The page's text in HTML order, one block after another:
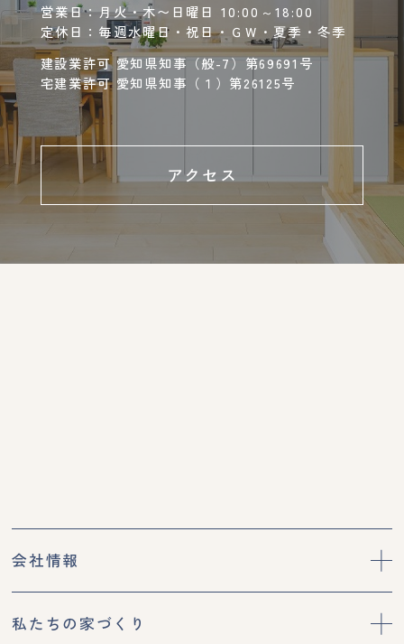
営業日：月火・木〜日曜日 10:00～18:00
定休日：毎週水曜日・祝日・ＧＷ・夏季・冬季
建設業許可 愛知県知事（般-7）第69691号
宅建業許可 愛知県知事（１）第26125号
アクセス
会社情報
私たちの家づくり